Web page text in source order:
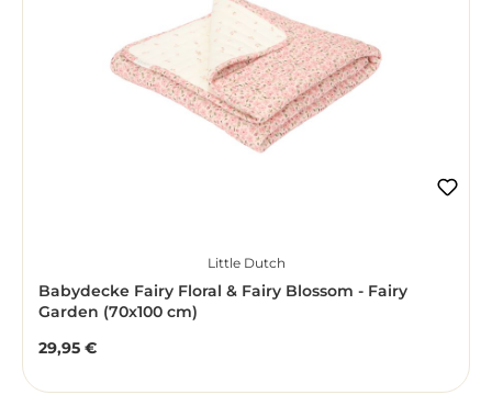
Little Dutch
Babydecke Fairy Floral & Fairy Blossom - Fairy
Garden (70x100 cm)
Regulärer Preis:
29,95 €